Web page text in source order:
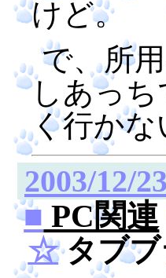
けど。
で、所
しあっち
く行かな
2003/12/
■ PC関連
☆タブブ